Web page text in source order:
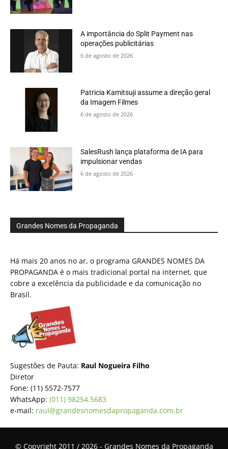
A importância do Split Payment nas
operações publicitárias
6 de agosto de 2026
Patricia Kamitsuji assume a direção geral
da Imagem Filmes
6 de agosto de 2026
SalesRush lança plataforma de IA para
impulsionar vendas
6 de agosto de 2026
Grandes Nomes da Propaganda
Há mais 20 anos no ar, o programa GRANDES NOMES DA
PROPAGANDA é o mais tradicional portal na internet, que
cobre a excelência da publicidade e da comunicação no
Brasil.
Sugestões de Pauta: Raul Nogueira Filho
Diretor
Fone: (11) 5572-7577
WhatsApp: (011) 98254.5683
e-mail: raul@grandesnomesdapropaganda.com.br
© Copyright 2011 / 2026 - Grandes Nomes da Propaganda